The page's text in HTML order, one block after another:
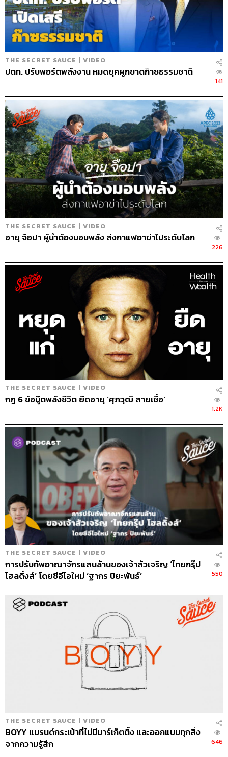
THE SECRET SAUCE | VIDEO
ปตท. ปรับพอร์ตพลังงาน หมดยุคผูกขาดก๊าซธรรมชาติ
141
THE SECRET SAUCE | VIDEO
อายุ จือปา ผู้นำต้องมอบพลัง ส่งกาแฟอาข่าไประดับโลก
226
THE SECRET SAUCE | VIDEO
กฎ 6 ข้อบู๊ตพลังชีวิต ยืดอายุ ‘ศุภวุฒิ สายเชื้อ’
1.2K
THE SECRET SAUCE | VIDEO
การปรับทัพอาณาจักรแสนล้านของเจ้าสัวเจริญ ‘ไทยกรุ๊ป
โฮลดิ้งส์’ โดยซีอีโอใหม่ ‘ฐากร ปิยะพันธ์’
550
THE SECRET SAUCE | VIDEO
BOYY แบรนด์กระเป๋าที่ไม่มีมาร์เก็ตติ้ง และออกแบบทุกสิ่ง
จากความรู้สึก
646